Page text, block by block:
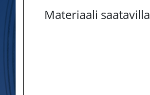
Materiaali